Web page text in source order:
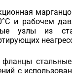
и рабочем
узлы из
фланцы
с